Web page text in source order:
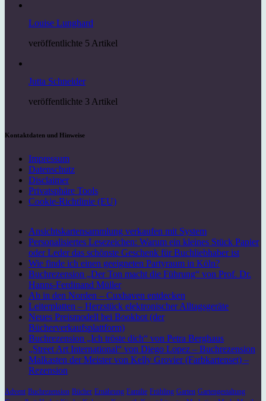
Louise Lunghard
veröffentlichte 5 Artikel
Jutta Schneider
veröffentlichte 3 Artikel
Kontaktdaten und Hinweise
Impressum
Datenschutz
Disclaimer
Privatsphäre Tools
Cookie-Richtlinie (EU)
Ansichtskartensammlung verkaufen mit System
Personalisiertes Lesezeichen: Warum ein kleines Stück Papier
oder Leder das schönste Geschenk für Buchliebhaber ist
Wie finde ich einen geeigneten Partyraum in Köln?
Buchrezension „Der Ton macht die Führung“ von Prof. Dr.
Hanns-Ferdinand Müller
Ab in den Norden – Cuxhaven entdecken
Leiterplatten – Herzstück elektronischer Alltagsgeräte
Neues Preismodell bei Bookbot (der
Bücherverkaufsplattform)
Buchrezension „Ich tröste dich“ von Petra Berghaus
„Street Art International“ von Diego Lopez – Buchrezension
Malkasten der Meister von Kelly Grovier (Farbkartenset) –
Rezension
Advent Buchrezension Bücher Ernährung Familie Frühling Garten Gartengestaltung